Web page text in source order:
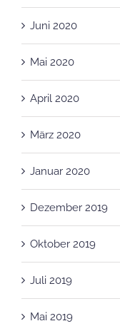
Juni 2020
Mai 2020
April 2020
März 2020
Januar 2020
Dezember 2019
Oktober 2019
Juli 2019
Mai 2019